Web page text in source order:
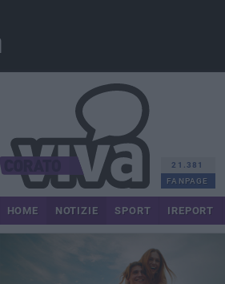
21.381
FANPAGE
HOME NOTIZIE SPORT IREPORT